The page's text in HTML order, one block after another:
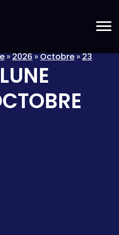
»2026»Octobre»23